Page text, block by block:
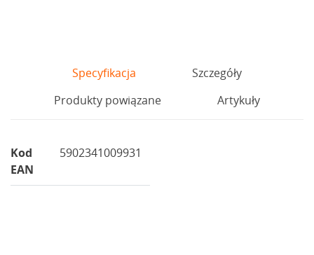
Specyfikacja
Szczegóły
Produkty powiązane
Artykuły
Kod
EAN
5902341009931